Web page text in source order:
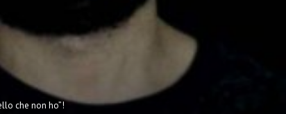
che non ho”!